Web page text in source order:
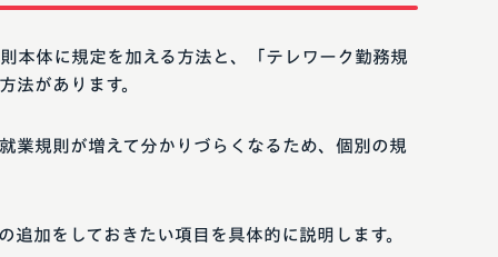
本体に規定を加える方法と、「テレワーク勤務規
法があります。
業規則が増えて分かりづらくなるため、個別の規
追加をしておきたい項目を具体的に説明します。